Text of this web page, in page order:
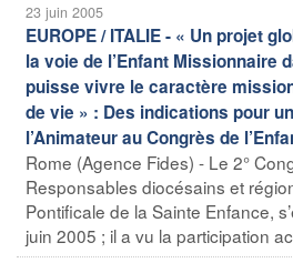
23 juin 2005
EUROPE / ITALIE - « Un projet
la voie de l’Enfant Missionnaire
puisse vivre le caractère
de vie » : Des indications pour
l’Animateur au Congrès de
Rome (Agence Fides) - Le 2°
Responsables diocésains et
Pontificale de la Sainte Enfance,
juin 2005 ; il a vu la participation